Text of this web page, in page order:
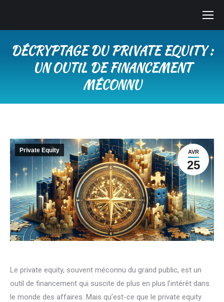
DÉCRYPTAGE DU PRIVATE EQUITY :
UN OUTIL DE FINANCEMENT
MÉCONNU
AVR
25
Private Equity
Le private equity, souvent méconnu du grand public, est un
outil de financement qui suscite de plus en plus l’intérêt dans
le monde des affaires. Mais qu’est-ce que le private equity